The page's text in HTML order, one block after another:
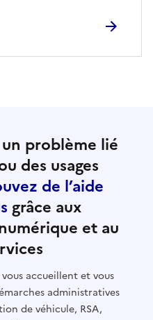
problème lié
des usages
de l’aide
grâce aux
et au
vous accueillent et vous
administratives
de véhicule, RSA,